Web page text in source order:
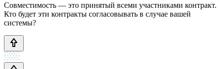
Совместимость — это принятый всеми участниками контракт.
Кто будет эти контракты согласовывать в случае вашей
системы?